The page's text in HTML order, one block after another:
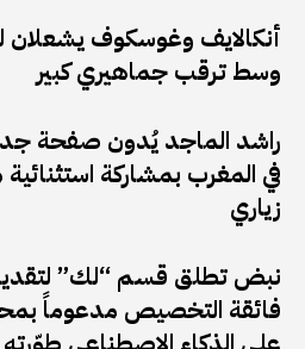
وسط ترقب جماهيري كبير
راشد الماجد يُدون صفحة
في المغرب بمشاركة استثنائية
زياري
نبض تطلق قسم “لك”
فائقة التخصيص مدعوماً